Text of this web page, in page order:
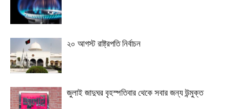
২০ আগস্ট রাষ্ট্রপতি নির্বাচন
জুলাই জাদুঘর বৃহস্পতিবার থেকে সবার জন্য উন্মুক্ত